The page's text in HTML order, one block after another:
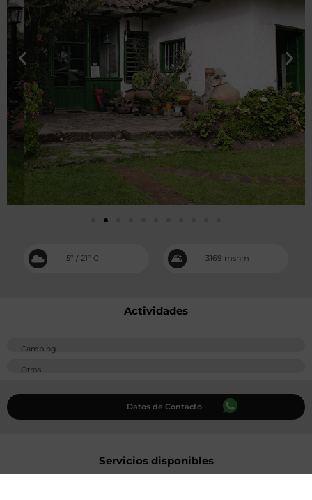
5º / 21º C 3169 msnm
Actividades
Camping
Otros
Datos de Contacto
Servicios disponibles